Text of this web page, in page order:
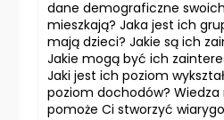
dane demograficzne
mieszkają? Jaka jest ich
mają dzieci? Jakie są ich
Jakie mogą być ich
Jaki jest ich poziom
poziom dochodów?
pomoże Ci stworzyć